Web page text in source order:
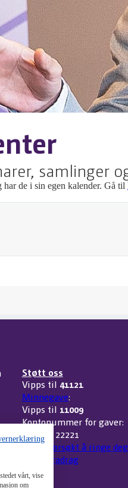
samlinger
de i sin egen kalender. Gå til
Støtt oss
Vipps til 41121
Minnegave:
Vipps til 11009
Kontonummer for gaver:
3207 32 22221
Har vi forsøkt å ringe
Skattefradrag
vårt, vise
om